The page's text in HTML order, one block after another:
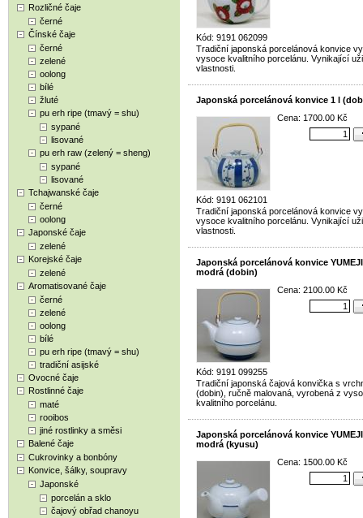
Rozličné čaje
černé
Čínské čaje
černé
zelené
oolong
bílé
žluté
pu erh ripe (tmavý = shu)
sypané
lisované
pu erh raw (zelený = sheng)
sypané
lisované
Tchajwanské čaje
černé
oolong
Japonské čaje
zelené
Korejské čaje
zelené
Aromatisované čaje
černé
zelené
oolong
bílé
pu erh ripe (tmavý = shu)
tradiční asijské
Ovocné čaje
Rostlinné čaje
maté
rooibos
jiné rostlinky a směsi
Balené čaje
Cukrovinky a bonbóny
Konvice, šálky, soupravy
Japonské
porcelán a sklo
čajový obřad chanoyu
Kód: 9191 062099
Tradiční japonská porcelánová konvice
vysoce kvalitního porcelánu. Vynikající
vlastnosti.
Japonská porcelánová konvice 1 l
Kód: 9191 062101
Cena: 1700.00 Kč
Tradiční japonská porcelánová konvice
vysoce kvalitního porcelánu. Vynikající
vlastnosti.
Japonská porcelánová konvice
modrá (dobin)
Kód: 9191 099255
Cena: 2100.00 Kč
Tradiční japonská čajová konvička s
(dobin), ručně malovaná, vyrobená z
kvalitního porcelánu.
Japonská porcelánová konvice
modrá (kyusu)
Cena: 1500.00 Kč